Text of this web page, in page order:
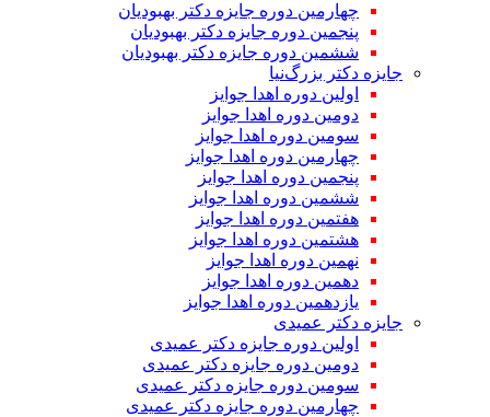
چهارمین دوره جایزه دکتر بهبودیان
پنجمین دوره جایزه دکتر بهبودیان
ششمین دوره جایزه دکتر بهبودیان
جایزه دکتر بزرگ‌نیا
اولین دوره اهدا جوایز
دومین دوره اهدا جوایز
سومین دوره اهدا جوایز
چهارمین دوره اهدا جوایز
پنجمین دوره اهدا جوایز
ششمین دوره اهدا جوایز
هفتمین دوره اهدا جوایز
هشتمین دوره اهدا جوایز
نهمین دوره اهدا جوایز
دهمین دوره اهدا جوایز
یازدهمین دوره اهدا جوایز
جایزه دکتر عمیدی
اولین دوره جایزه دکتر عمیدی
دومین دوره جایزه دکتر عمیدی
سومین دوره جایزه دکتر عمیدی
چهارمین دوره جایزه دکتر عمیدی